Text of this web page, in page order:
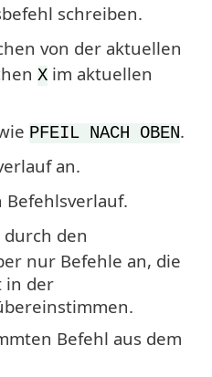
schreiben.
von der aktuellen
X im aktuellen
PFEIL NACH OBEN.
an.
Befehlsverlauf.
den
nur Befehle an, die
in der
Befehl aus dem